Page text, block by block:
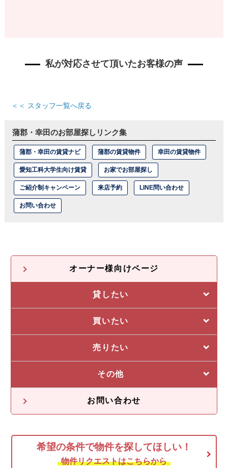
私が対応させて頂いたお客様の声
＜＜ スタッフ一覧へ戻る
蒲郡・幸田のお部屋探しリンク集
蒲郡・幸田の賃貸ナビ 蒲郡の賃貸物件 幸田の賃貸物件
愛知工科大学生向け賃貸 お家でお部屋探し
ご紹介制キャンペーン 来店予約 LINE問い合わせ
お問い合わせ
オーナー様向けページ
貸したい
選ばれる5つの理由
管理システム
買いたい
私たちの5つの強み
収益物件一覧
不動産投資の流れ
売りたい
売却に強い5つの理由
不動産無料査定
その他
オーナー様の声
空き家
お問い合わせ
希望の条件で物件を探してほしい！
物件リクエストはこちらから